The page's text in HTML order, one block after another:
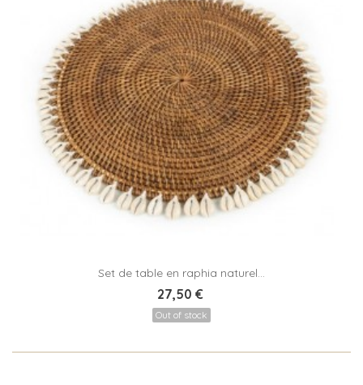
Set de table en raphia naturel...
27,50 €
Out of stock